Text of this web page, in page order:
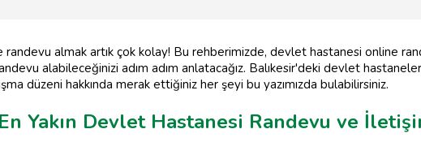
randevu almak artık çok kolay! Bu rehberimizde, devlet hastanesi online
alabileceğinizi adım adım anlatacağız. Balıkesir'deki devlet
düzeni hakkında merak ettiğiniz her şeyi bu yazımızda bulabilirsiniz.
Yakın Devlet Hastanesi Randevu ve